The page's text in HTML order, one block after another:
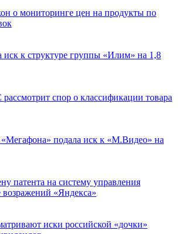
о мониторинге цен на продукты по
иск к структуре группы «Илим» на 1,8
спор о классификации товара
подала иск к «М.Видео» на
патента на систему управления
возражений «Яндекса»
иски российской «дочки»